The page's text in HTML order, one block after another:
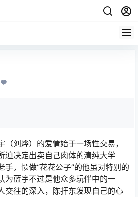
（刘烨）的爱情始于一场性交易，
迫决定出卖自己肉体的清纯大学
手，惯做“花花公子”的他虽对特别的
为蓝宇不过是他众多玩伴中的一
交往的深入，陈扞东发现自己的心